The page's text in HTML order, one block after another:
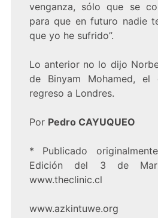
venganza, sólo que se
para que en futuro nadie
que yo he sufrido”.
Lo anterior no lo dijo
de Binyam Mohamed,
regreso a Londres.
Por Pedro CAYUQUEO
* Publicado
Edición del 3 de
www.theclinic.cl
www.azkintuwe.org